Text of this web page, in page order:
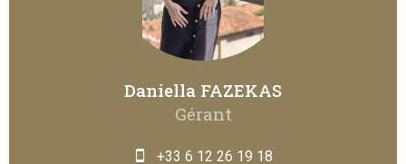
Daniella FAZEKAS
Gérant
+33 6 12 26 19 18